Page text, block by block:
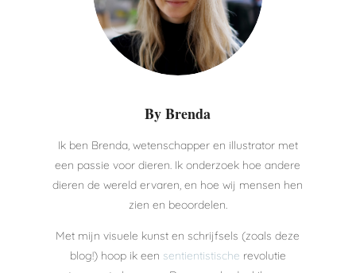
By Brenda
Ik ben Brenda, wetenschapper en illustrator met
een passie voor dieren. Ik onderzoek hoe andere
dieren de wereld ervaren, en hoe wij mensen hen
zien en beoordelen.
Met mijn visuele kunst en schrijfsels (zoals deze
blog!) hoop ik een sentientistische revolutie